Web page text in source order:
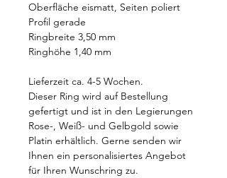
Oberfläche eismatt, Seiten poliert
Profil gerade
Ringbreite 3,50 mm
Ringhöhe 1,40 mm
Lieferzeit ca. 4-5 Wochen.
Dieser Ring wird auf Bestellung
gefertigt und ist in den Legierungen
Rose-, Weiß- und Gelbgold sowie
Platin erhältlich. Gerne senden wir
Ihnen ein personalisiertes Angebot
für Ihren Wunschring zu.